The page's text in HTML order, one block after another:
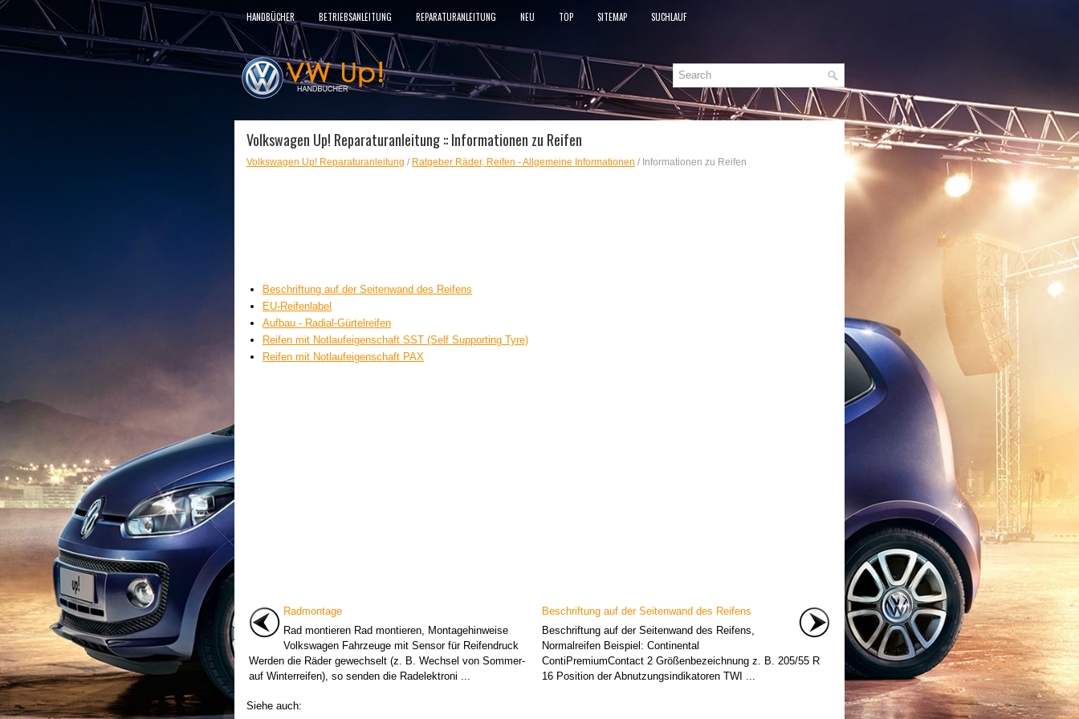
HANDBÜCHER BETRIEBSANLEITUNG REPARATURANLEITUNG NEU TOP SITEMAP SUCHLAUF
Volkswagen Up! Reparaturanleitung :: Informationen zu Reifen
Volkswagen Up! Reparaturanleitung / Ratgeber Räder, Reifen - Allgemeine Informationen / Informationen zu Reifen
Beschriftung auf der Seitenwand des Reifens
EU-Reifenlabel
Aufbau - Radial-Gürtelreifen
Reifen mit Notlaufeigenschaft SST (Self Supporting Tyre)
Reifen mit Notlaufeigenschaft PAX
Radmontage
Rad montieren Rad montieren, Montagehinweise
Volkswagen Fahrzeuge mit Sensor für Reifendruck
Werden die Räder gewechselt (z. B. Wechsel von Sommer-
auf Winterreifen), so senden die Radelektroni ...
Beschriftung auf der Seitenwand des Reifens
Beschriftung auf der Seitenwand des Reifens,
Normalreifen Beispiel: Continental
ContiPremiumContact 2 Größenbezeichnung z. B. 205/55 R
16 Position der Abnutzungsindikatoren TWI ...
Siehe auch: